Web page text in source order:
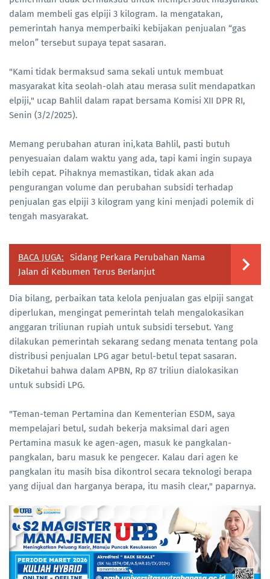
dalam membeli gas elpiji 3 kilogram. Ia mengatakan,
pemerintah hanya memperbaiki kebijakan penjualan “gas
melon” tersebut supaya tepat sasaran.
"Kami tidak bermaksud sama sekali untuk membuat
masyarakat kita seolah-olah atau merasa sulit mendapatkan
elpiji," ucap Bahlil dalam rapat bersama Komisi XII DPR RI,
Senin (3/2/2025).
Memang perubahan aturan ini,kata Bahlil, pasti butuh
penyesuaian dalam waktu yang ada, tapi kami ingin supaya
lebih cepat. Pihaknya memastikan, tidak akan ada
pengurangan volume dan perubahan subsidi terhadap
penjualan gas elpiji 3 kilogram yang kini menjadi polemik di
tengah masyarakat.
BACA JUGA:
Sidang Perkara Perubahan Nama
Jalan di Kebumen Terus Berlanjut
Dia bilang, perbaikan tata kelola penjualan gas elpiji sangat
diperlukan, mengingat pemerintah telah mengalokasikan
anggaran triliunan rupiah untuk subsidi tersebut. Yang
dilakukan pemerintah sekarang sedang menata tentang pola
distribusi penjualan LPG agar betul-betul tepat sasaran.
Diketahui bahwa dalam APBN, Rp 87 triliun dialokasikan
untuk subsidi LPG.
"Teman-teman Pertamina dan Kementerian ESDM, saya
mempelajari betul, sudah bekerja maksimal dari agen
Pertamina masuk ke agen-agen, masuk ke pangkalan-
pangkalan, baru masuk ke pengecer. Kalau dari agen ke
pangkalan itu masih bisa dikontrol secara teknologi berapa
yang dijual dan harganya berapa, itu masih clear," paparnya.